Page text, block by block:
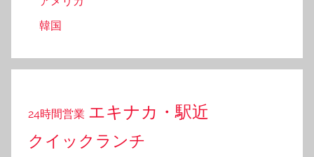
韓国
24時間営業 エキナカ・駅近
クイックランチ